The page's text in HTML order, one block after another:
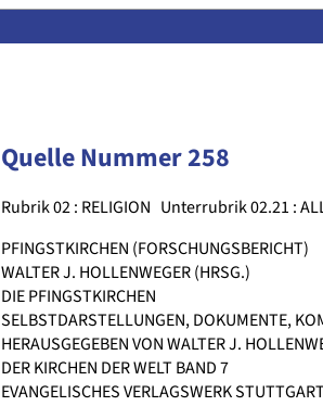
Quelle Nummer 258
Rubrik 02 : RELIGION Unterrubrik 02.21 :
PFINGSTKIRCHEN (FORSCHUNGSBERICHT)
WALTER J. HOLLENWEGER (HRSG.)
DIE PFINGSTKIRCHEN
SELBSTDARSTELLUNGEN, DOKUMENTE,
HERAUSGEGEBEN VON WALTER J.
DER KIRCHEN DER WELT BAND 7
EVANGELISCHES VERLAGSWERK